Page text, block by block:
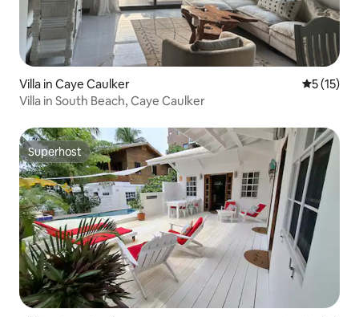
Villa in Caye Caulker
5 (15)
Villa in South Beach, Caye Caulker
Superhost
Superhost